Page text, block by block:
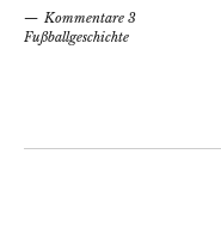
Kommentare 3
Fußballgeschichte